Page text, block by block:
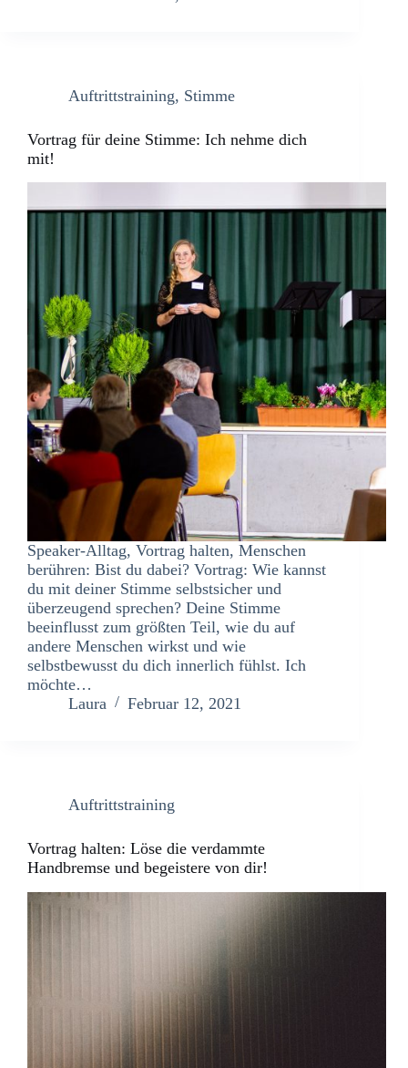
Auftrittstraining, Stimme
Vortrag für deine Stimme: Ich nehme dich
mit!
Speaker-Alltag, Vortrag halten, Menschen
berühren: Bist du dabei? Vortrag: Wie kannst
du mit deiner Stimme selbstsicher und
überzeugend sprechen? Deine Stimme
beeinflusst zum größten Teil, wie du auf
andere Menschen wirkst und wie
selbstbewusst du dich innerlich fühlst. Ich
möchte…
Laura
Februar 12, 2021
Auftrittstraining
Vortrag halten: Löse die verdammte
Handbremse und begeistere von dir!